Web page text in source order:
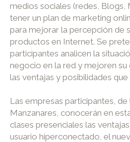
medios sociales (redes, Blogs,
tener un plan de marketing
para mejorar la percepción de
productos en Internet. Se
participantes analicen la
negocio en la red y mejoren
las ventajas y posibilidades
Las empresas participantes, de
Manzanares, conocerán en
clases presenciales las
usuario hiperconectado, el